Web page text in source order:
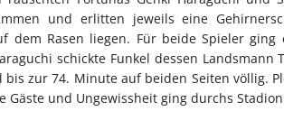
und erlitten jeweils eine
dem Rasen liegen. Für beide Spieler
schickte Funkel dessen Landsmann
bis zur 74. Minute auf beiden Seiten völlig.
Gäste und Ungewissheit ging durchs